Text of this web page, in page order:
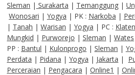
Sleman | Surakarta | Temanggung|
Wonosari | Yogya | PK : Narkoba |
| Tanah | Warisan | Yogya | PC : Klaten
Mungkid | Purworejo | Sleman | Wates
PP : Bantul | Kulonprogo | Sleman |
Perdata | Pidana | Yogya | Jakarta |
Perceraian | Pengacara | Online1 |